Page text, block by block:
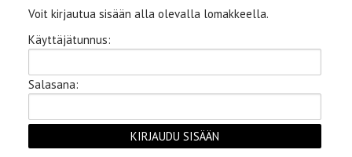
Voit kirjautua sisään alla olevalla lomakkeella.
Käyttäjätunnus:
Salasana: